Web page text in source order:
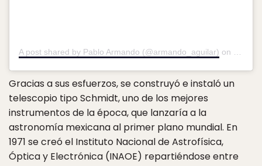
A post shared by Pablo Armando (@armando_aguilar) on Nov
Gracias a sus esfuerzos, se construyó e instaló un
telescopio tipo Schmidt, uno de los mejores
instrumentos de la época, que lanzaría a la
astronomía mexicana al primer plano mundial. En
1971 se creó el Instituto Nacional de Astrofísica,
Óptica y Electrónica (INAOE) repartiéndose entre